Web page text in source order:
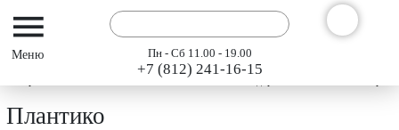
Пн - Сб 11.00 - 19.00
+7 (812) 241-16-15
Каталог
Плантико